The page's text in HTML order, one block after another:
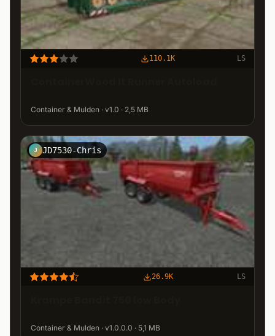
110.1K LS
Container & Mulden · v1.0 · 2,5 MB
J JD7530-Chris
26.9K LS
Container & Mulden · v1.0.0.0 · 5,1 MB